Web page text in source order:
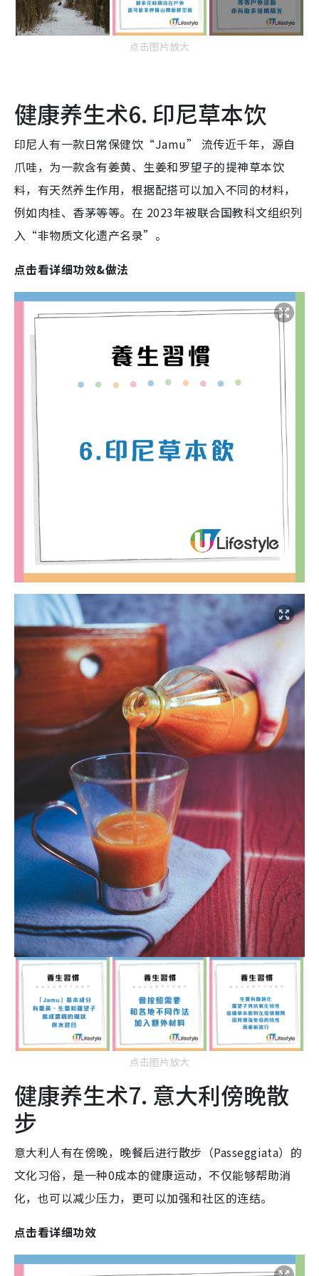
点击图片放大
健康养生术6. 印尼草本饮
印尼人有一款日常保健饮“Jamu” 流传近千年，源自
爪哇，为一款含有姜黄、生姜和罗望子的提神草本饮
料，有天然养生作用，根据配搭可以加入不同的材料，
例如肉桂、香茅等等。在 2023年被联合国教科文组织列
入“非物质文化遗产名录”。
点击看详细功效&做法
点击图片放大
健康养生术7. 意大利傍晚散
步
意大利人有在傍晚，晚餐后进行散步（Passeggiata）的
文化习俗，是一种0成本的健康运动，不仅能够帮助消
化，也可以减少压力，更可以加强和社区的连结。
点击看详细功效